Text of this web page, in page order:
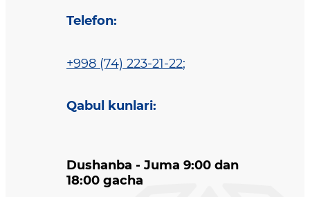
Telefon:
+998 (74) 223-21-22;
Qabul kunlari:
Dushanba - Juma 9:00 dan
18:00 gacha